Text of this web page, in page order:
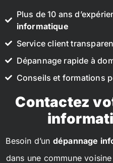
Plus de 10 ans
informatique
Service client
Dépannage rapide à
Conseils et formations
Contactez
Besoin d’un dépannage
dans une commune